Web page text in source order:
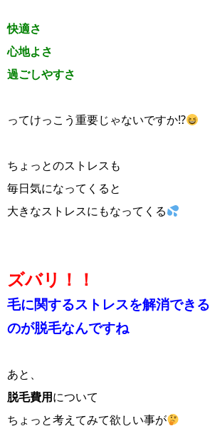
快適さ
心地よさ
過ごしやすさ
ってけっこう重要じゃないですか⁉
ちょっとのストレスも
毎日気になってくると
大きなストレスにもなってくる
ズバリ！！
毛に関するストレスを解消できる
のが脱毛なんですね
あと、
脱毛費用 について
ちょっと考えてみて欲しい事が